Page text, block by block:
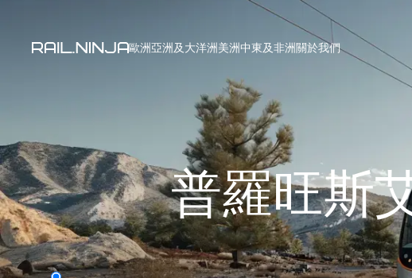
歐洲亞洲及大洋洲美洲中東及非洲關於我們
普羅旺斯